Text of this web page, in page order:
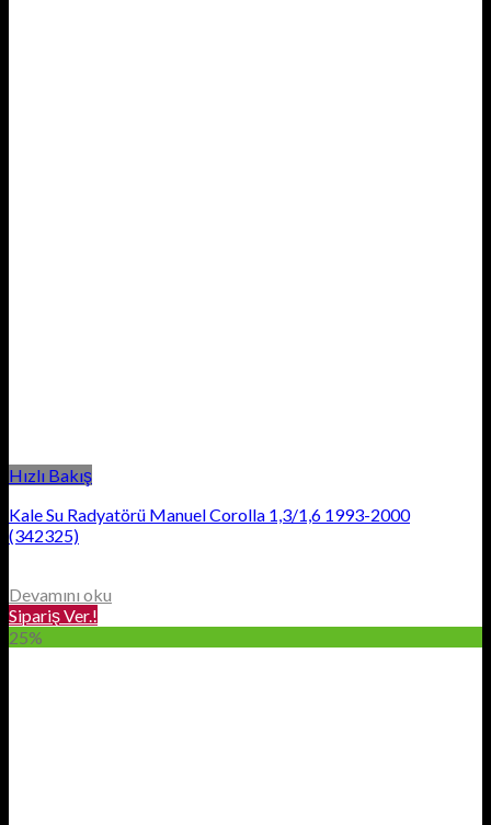
Hızlı Bakış
Kale Su Radyatörü Manuel Corolla 1,3/1,6 1993-2000
(342325)
Devamını oku
Sipariş Ver.!
25%